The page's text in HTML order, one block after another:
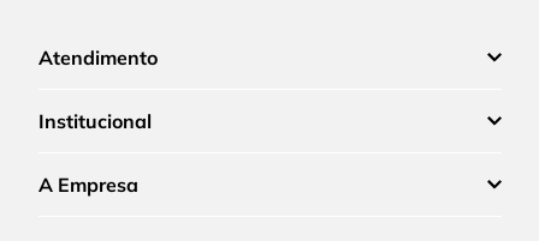
Atendimento
Institucional
A Empresa